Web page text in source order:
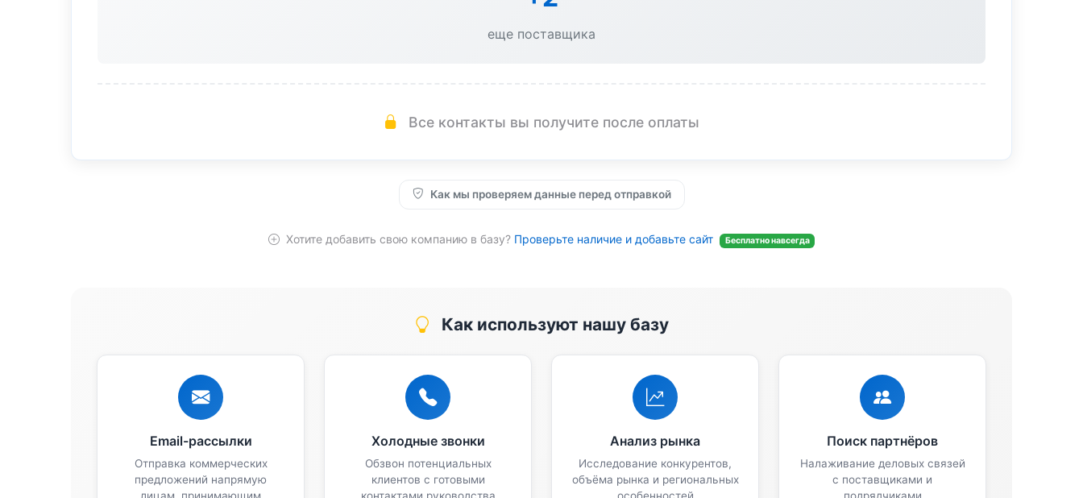
еще поставщика
Все контакты вы получите после оплаты
Как мы проверяем данные перед отправкой
Хотите добавить свою компанию в базу? Проверьте наличие и добавьте сайт Бесплатно навсегда
Как используют нашу базу
Email-рассылки
Отправка коммерческих
предложений напрямую
Холодные звонки
Обзвон потенциальных
клиентов с готовыми
Анализ рынка
Исследование конкурентов,
объёма рынка и региональных
Поиск партнёров
Налаживание деловых связей
с поставщиками и